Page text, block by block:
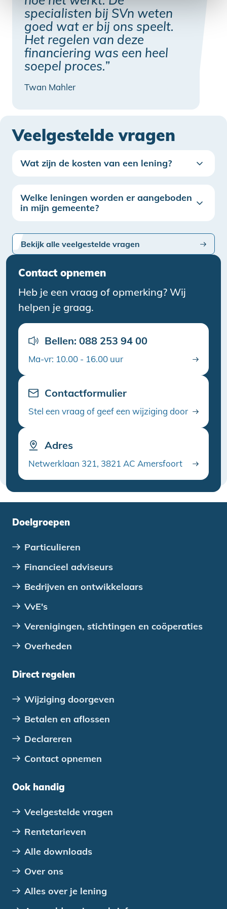
specialisten bij SVn weten
goed wat er bij ons speelt.
Het regelen van deze
financiering was een heel
soepel proces.”
Twan Mahler
Veelgestelde vragen
Wat zijn de kosten van een lening?
Welke leningen worden er aangeboden
in mijn gemeente?
Bekijk alle veelgestelde vragen
Contact opnemen
Heb je een vraag of opmerking? Wij
helpen je graag.
Bellen: 088 253 94 00
Ma-vr: 10.00 - 16.00 uur
Contactformulier
Stel een vraag of geef een wijziging door
Adres
Netwerklaan 321, 3821 AC Amersfoort
Doelgroepen
Particulieren
Financieel adviseurs
Bedrijven en ontwikkelaars
VvE's
Verenigingen, stichtingen en coöperaties
Overheden
Direct regelen
Wijziging doorgeven
Betalen en aflossen
Declareren
Contact opnemen
Ook handig
Veelgestelde vragen
Rentetarieven
Alle downloads
Over ons
Alles over je lening